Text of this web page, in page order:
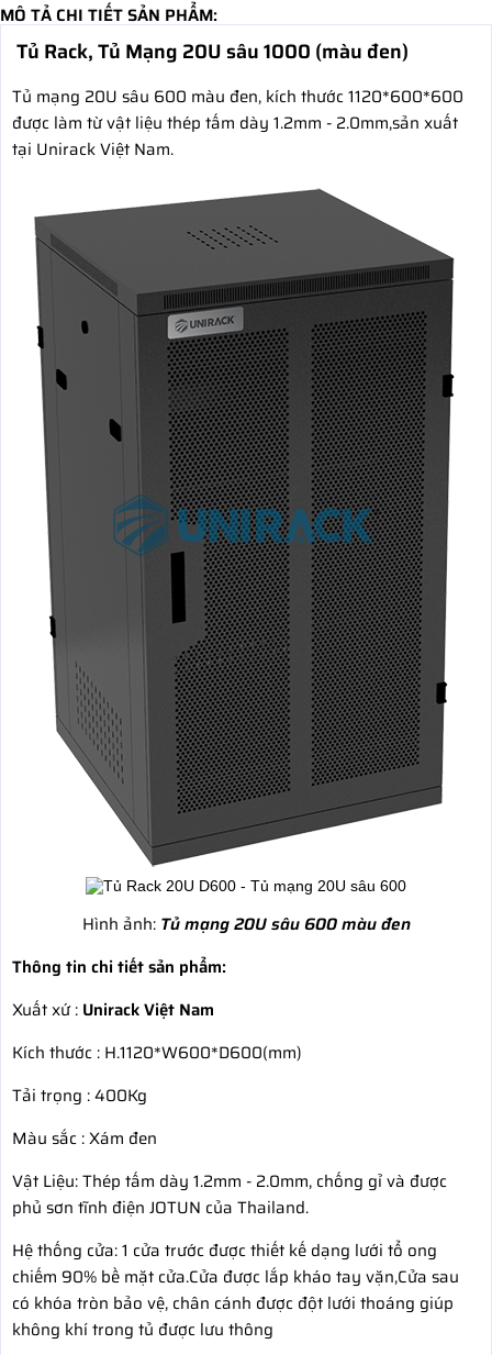
MÔ TẢ CHI TIẾT SẢN PHẨM:
Tủ Rack, Tủ Mạng 20U sâu 1000 (màu đen)
Tủ mạng 20U sâu 600 màu đen, kích thước 1120*600*600
được làm từ vật liệu thép tấm dày 1.2mm - 2.0mm,sản xuất
tại Unirack Việt Nam.
Hình ảnh: Tủ mạng 20U sâu 600 màu đen
Thông tin chi tiết sản phẩm:
Xuất xứ : Unirack Việt Nam
Kích thước : H.1120*W600*D600(mm)
Tải trọng : 400Kg
Màu sắc : Xám đen
Vật Liệu: Thép tấm dày 1.2mm - 2.0mm, chống gỉ và được
phủ sơn tĩnh điện JOTUN của Thailand.
Hệ thống cửa: 1 cửa trước được thiết kế dạng lưới tổ ong
chiếm 90% bề mặt cửa.Cửa được lắp kháo tay vặn,Cửa sau
có khóa tròn bảo vệ, chân cánh được đột lưới thoáng giúp
không khí trong tủ được lưu thông